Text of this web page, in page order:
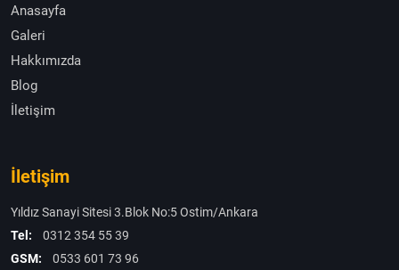
Anasayfa
Galeri
Hakkımızda
Blog
İletişim
İletişim
Yıldız Sanayi Sitesi 3.Blok No:5 Ostim/Ankara
Tel:
0312 354 55 39
GSM:
0533 601 73 96